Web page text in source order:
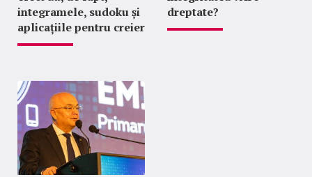
integramele, sudoku și
aplicațiile pentru creier
dreptate?